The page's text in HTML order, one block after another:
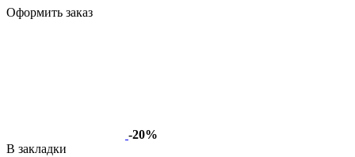
Оформить заказ
-20%
В закладки